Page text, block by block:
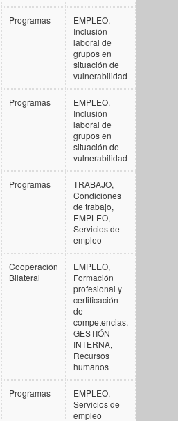
Programas
EMPLEO,
Inclusión
laboral de
grupos en
situación de
vulnerabilidad
Programas
EMPLEO,
Inclusión
laboral de
grupos en
situación de
vulnerabilidad
Programas
TRABAJO,
Condiciones
de trabajo,
EMPLEO,
Servicios de
empleo
Cooperación
Bilateral
EMPLEO,
Formación
profesional y
certificación
de
competencias,
GESTIÓN
INTERNA,
Recursos
humanos
Programas
EMPLEO,
Servicios de
empleo